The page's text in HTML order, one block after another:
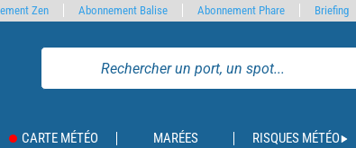
CARTE MÉTÉO MARÉES RISQUES MÉTÉO
Zen Abonnement Balise Abonnement Phare Briefing